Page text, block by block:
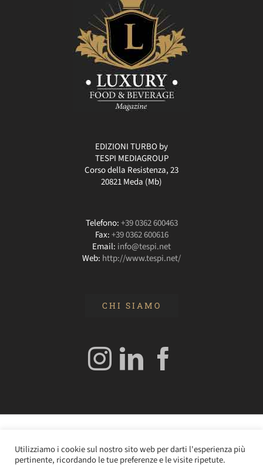
EDIZIONI TURBO by
TESPI MEDIAGROUP
Corso della Resistenza, 23
20821 Meda (Mb)
Telefono:+39 0362 600463
Fax:+39 0362 600616
Email: info@tespi.net
Web: http://www.tespi.net/
CHI SIAMO
Angelo Frigerio -Cookie Policy–Privacy Policy- P.IVA
Utilizziamo i cookie sul nostro sito web per darti l'esperienza più
pertinente, ricordando le tue preferenze e le visite ripetute.